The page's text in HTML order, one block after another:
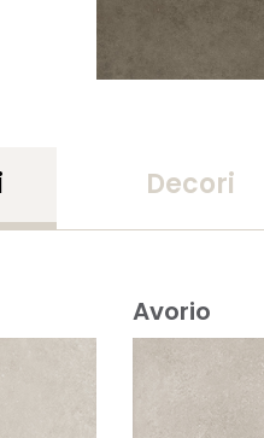
Decori
Avorio